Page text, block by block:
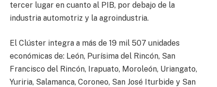
tercer lugar en cuanto al PIB, por debajo de la
industria automotriz y la agroindustria.
El Clúster integra a más de 19 mil 507 unidades
económicas de: León, Purísima del Rincón, San
Francisco del Rincón, Irapuato, Moroleón, Uriangato,
Yuriria, Salamanca, Coroneo, San José Iturbide y San